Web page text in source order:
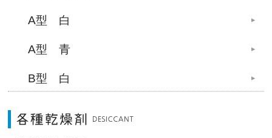
A型 白
A型 青
B型 白